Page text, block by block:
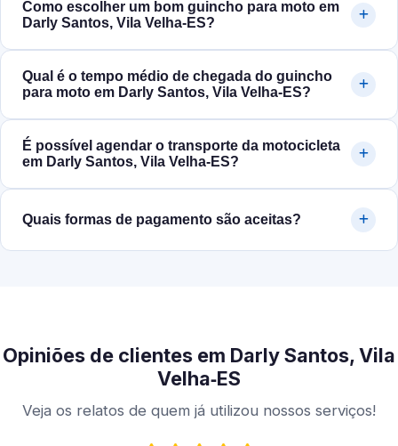
Como escolher um bom guincho para moto em
Darly Santos, Vila Velha‑ES?
Qual é o tempo médio de chegada do guincho
para moto em Darly Santos, Vila Velha‑ES?
É possível agendar o transporte da motocicleta
em Darly Santos, Vila Velha‑ES?
Quais formas de pagamento são aceitas?
Opiniões de clientes em Darly Santos, Vila
Velha‑ES
Veja os relatos de quem já utilizou nossos serviços!